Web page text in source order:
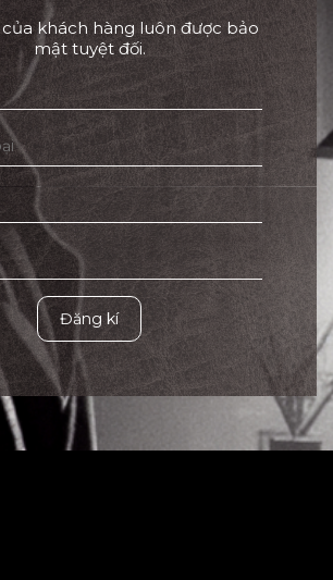
khách hàng luôn được bảo
mật tuyệt đối.
Đăng kí